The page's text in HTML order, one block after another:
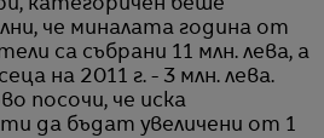
категоричен беше
че миналата година от
са събрани 11 млн. лева, а
на 2011 г. - 3 млн. лева.
посочи, че иска
да бъдат увеличени от 1